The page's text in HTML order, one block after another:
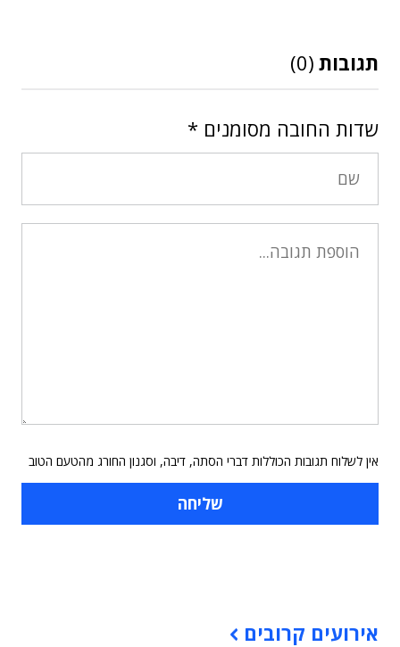
תגובות (0)
שדות החובה מסומנים *
אין לשלוח תגובות הכוללות דברי הסתה, דיבה, וסגנון החורג מהטעם הטוב
אירועים קרובים